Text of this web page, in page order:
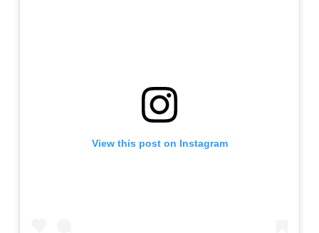
View this post on Instagram